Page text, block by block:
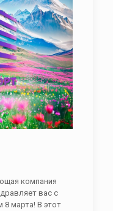
компания
вас с
8 марта! В этот